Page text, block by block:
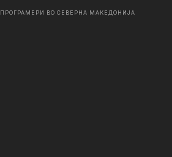
ВО СЕВЕРНА МАКЕДОНИЈА